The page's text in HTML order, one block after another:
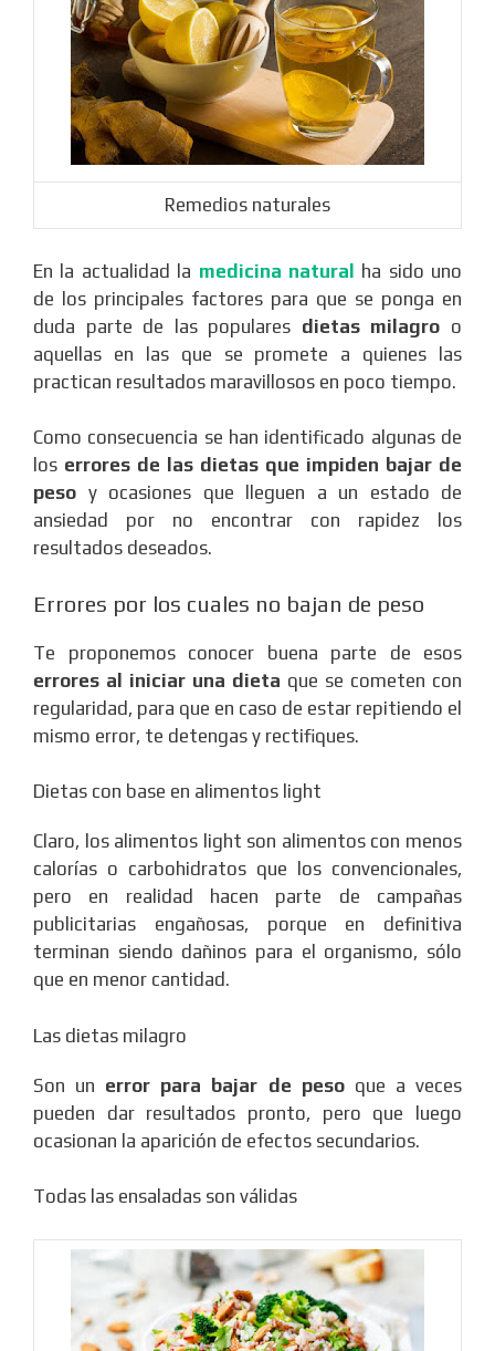
Remedios naturales
En la actualidad la medicina natural ha sido uno
de los principales factores para que se ponga en
duda parte de las populares dietas milagro o
aquellas en las que se promete a quienes las
practican resultados maravillosos en poco tiempo.
Como consecuencia se han identificado algunas de
los errores de las dietas que impiden bajar de
peso y ocasiones que lleguen a un estado de
ansiedad por no encontrar con rapidez los
resultados deseados.
Errores por los cuales no bajan de peso
Te proponemos conocer buena parte de esos
errores al iniciar una dieta que se cometen con
regularidad, para que en caso de estar repitiendo el
mismo error, te detengas y rectifiques.
Dietas con base en alimentos light
Claro, los alimentos light son alimentos con menos
calorías o carbohidratos que los convencionales,
pero en realidad hacen parte de campañas
publicitarias engañosas, porque en definitiva
terminan siendo dañinos para el organismo, sólo
que en menor cantidad.
Las dietas milagro
Son un error para bajar de pesoque a veces
pueden dar resultados pronto, pero que luego
ocasionan la aparición de efectos secundarios.
Todas las ensaladas son válidas